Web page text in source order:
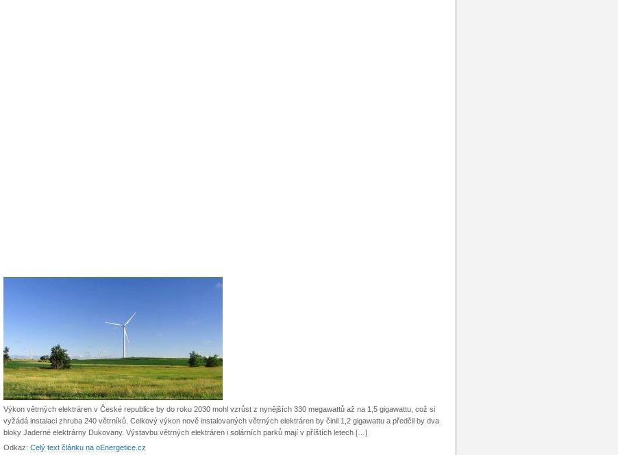
Výkon větrných elektráren v České republice by do roku 2030 mohl vzrůst z nynějších 330 megawattů až na 1,5 gigawattu, což si
vyžádá instalaci zhruba 240 větrníků. Celkový výkon nově instalovaných větrných elektráren by činil 1,2 gigawattu a předčil by dva
bloky Jaderné elektrárny Dukovany. Výstavbu větrných elektráren i solárních parků mají v příštích letech […]
Odkaz: Celý text článku na oEnergetice.cz